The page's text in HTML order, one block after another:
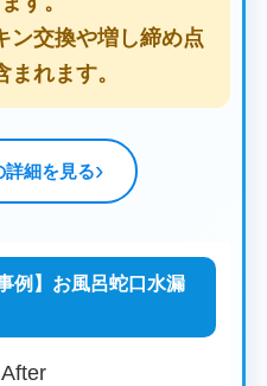
交換や増し締め点
れます。
詳細を見る
例】お風呂蛇口水漏
After